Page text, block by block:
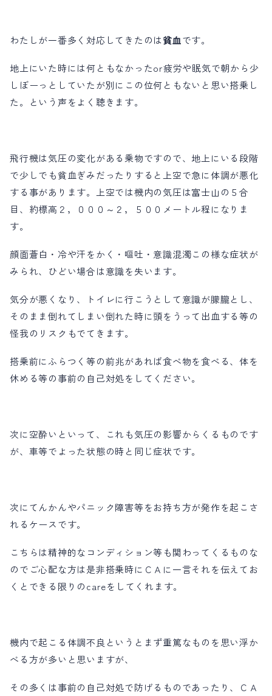
わたしが一番多く対応してきたのは貧血です。
地上にいた時には何ともなかったor疲労や眠気で朝から少
しぼーっとしていたが別にこの位何ともないと思い搭乗し
た。という声をよく聴きます。
飛行機は気圧の変化がある乗物ですので、地上にいる段階
で少しでも貧血ぎみだったりすると上空で急に体調が悪化
する事があります。上空では機内の気圧は富士山の５合
目、約標高２，０００～２，５００メートル程になりま
す。
顔面蒼白・冷や汗をかく・嘔吐・意識混濁この様な症状が
みられ、ひどい場合は意識を失います。
気分が悪くなり、トイレに行こうとして意識が朦朧とし、
そのまま倒れてしまい倒れた時に頭をうって出血する等の
怪我のリスクもでてきます。
搭乗前にふらつく等の前兆があれば食べ物を食べる、体を
休める等の事前の自己対処をしてください。
次に空酔いといって、これも気圧の影響からくるものです
が、車等でよった状態の時と同じ症状です。
次にてんかんやパニック障害等をお持ち方が発作を起こさ
れるケースです。
こちらは精神的なコンディション等も関わってくるものな
のでご心配な方は是非搭乗時にＣＡに一言それを伝えてお
くとできる限りのcareをしてくれます。
機内で起こる体調不良というとまず重篤なものを思い浮か
べる方が多いと思いますが、
その多くは事前の自己対処で防げるものであったり、ＣＡ